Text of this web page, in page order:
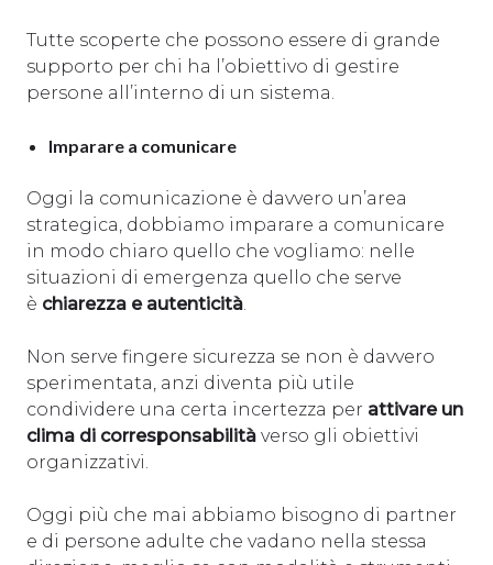
Tutte scoperte che possono essere di grande
supporto per chi ha l’obiettivo di gestire
persone all’interno di un sistema.
Imparare a comunicare
Oggi la comunicazione è davvero un’area
strategica, dobbiamo imparare a comunicare
in modo chiaro quello che vogliamo: nelle
situazioni di emergenza quello che serve
è chiarezza e autenticità.
Non serve fingere sicurezza se non è davvero
sperimentata, anzi diventa più utile
condividere una certa incertezza per attivare un
clima di corresponsabilità verso gli obiettivi
organizzativi.
Oggi più che mai abbiamo bisogno di partner
e di persone adulte che vadano nella stessa